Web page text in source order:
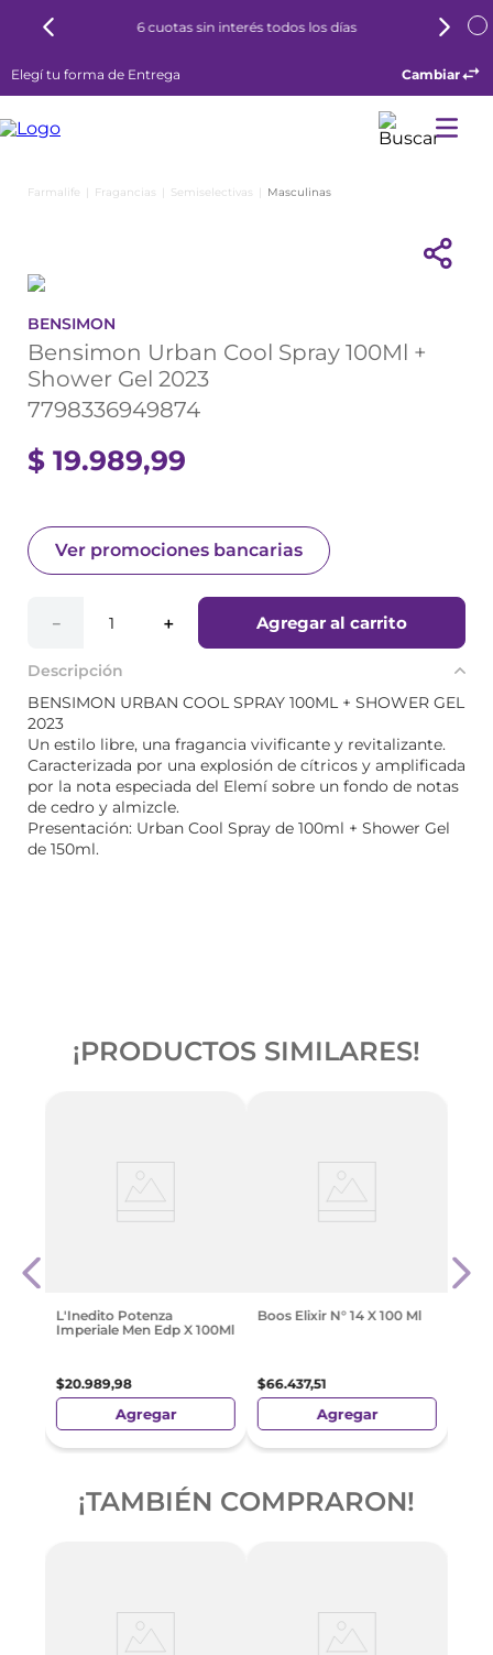
6 cuotas sin interés todos los días
Elegí tu forma de Entrega Cambiar
Fragancias Semiselectivas Masculinas
BENSIMON
Bensimon Urban Cool Spray 100Ml +
Shower Gel 2023
7798336949874
$ 19.989,99
Ver promociones bancarias
＋
－ Agregar al carrito
Descripción
BENSIMON URBAN COOL SPRAY 100ML + SHOWER GEL
2023
Un estilo libre, una fragancia vivificante y revitalizante.
Caracterizada por una explosión de cítricos y amplificada
por la nota especiada del Elemí sobre un fondo de notas
de cedro y almizcle.
Presentación: Urban Cool Spray de 100ml + Shower Gel
de 150ml.
¡PRODUCTOS SIMILARES!
L'Inedito Potenza
Imperiale Men Edp X 100Ml
$20.989,98
Agregar
Boos Elixir N° 14 X 100 Ml
$66.437,51
Agregar
¡TAMBIÉN COMPRARON!